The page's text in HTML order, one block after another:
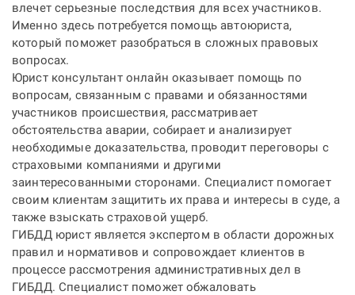
влечет серьезные последствия для всех участников.
Именно здесь потребуется помощь автоюриста,
который поможет разобраться в сложных правовых
вопросах.
Юрист консультант онлайн оказывает помощь по
вопросам, связанным с правами и обязанностями
участников происшествия, рассматривает
обстоятельства аварии, собирает и анализирует
необходимые доказательства, проводит переговоры с
страховыми компаниями и другими
заинтересованными сторонами. Специалист помогает
своим клиентам защитить их права и интересы в суде, а
также взыскать страховой ущерб.
ГИБДД юрист является экспертом в области дорожных
правил и нормативов и сопровождает клиентов в
процессе рассмотрения административных дел в
ГИБДД. Специалист поможет обжаловать